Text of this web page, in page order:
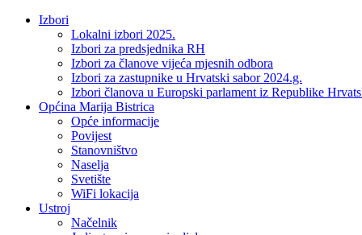
Izbori
Lokalni izbori 2025.
Izbori za predsjednika RH
Izbori za članove vijeća mjesnih odbora
Izbori za zastupnike u Hrvatski sabor 2024.g.
Izbori članova u Europski parlament iz Republike
Općina Marija Bistrica
Opće informacije
Povijest
Stanovništvo
Naselja
Svetište
WiFi lokacija
Ustroj
Načelnik